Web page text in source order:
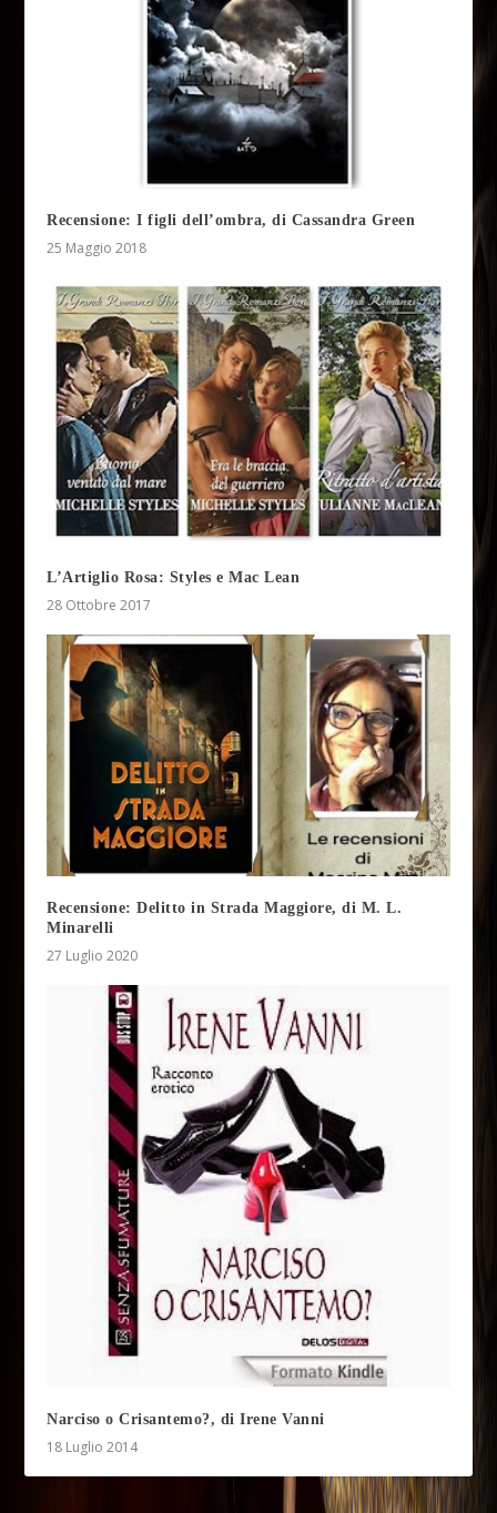
Recensione: I figli dell’ombra, di Cassandra Green
25 Maggio 2018
L’Artiglio Rosa: Styles e Mac Lean
28 Ottobre 2017
Recensione: Delitto in Strada Maggiore, di M. L.
Minarelli
27 Luglio 2020
Narciso o Crisantemo?, di Irene Vanni
18 Luglio 2014